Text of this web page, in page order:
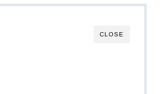
CLOSE